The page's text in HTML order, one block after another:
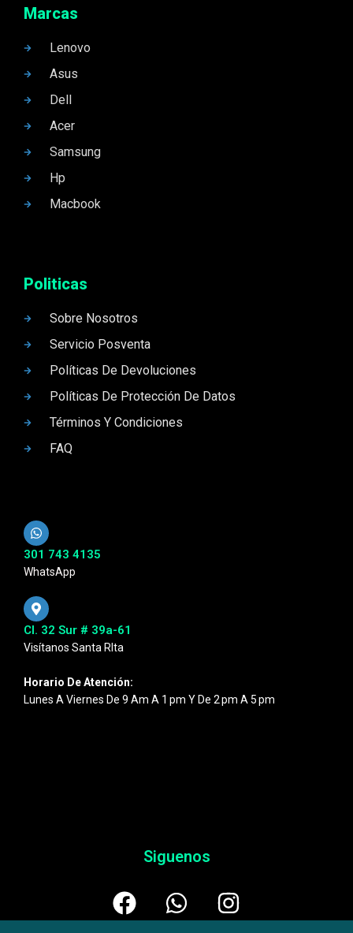
Marcas
Lenovo
Asus
Dell
Acer
Samsung
Hp
Macbook
Politicas
Sobre Nosotros
Servicio Posventa
Políticas De Devoluciones
Políticas De Protección De Datos
Términos Y Condiciones
FAQ
301 743 4135
WhatsApp
Cl. 32 Sur # 39a-61
Visítanos Santa RIta
Horario De Atención:
Lunes A Viernes De 9 Am A 1 Pm Y De 2 Pm A 5 Pm
Siguenos